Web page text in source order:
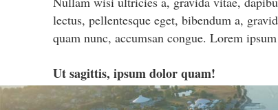
lectus, pellentesque eget, bibendum a,
quam nunc, accumsan congue. Lorem
Ut sagittis, ipsum dolor quam!